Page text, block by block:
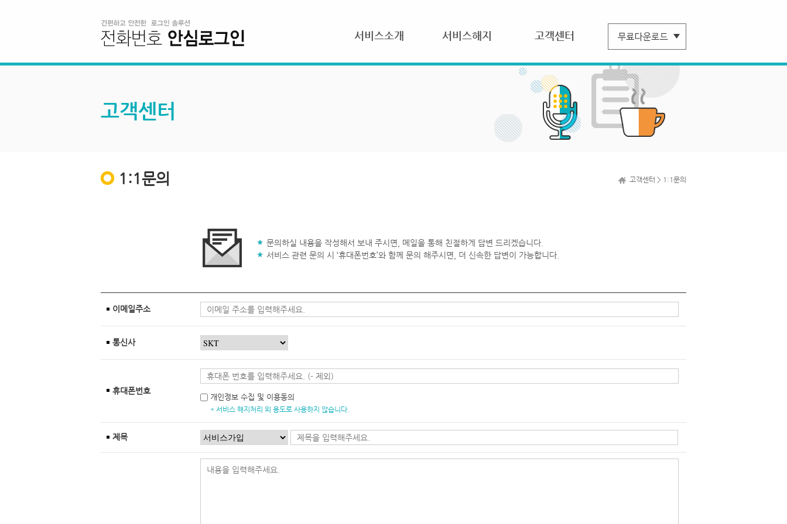
서비스소개 서비스해지 고객센터
고객센터
1:1문의 고객센터 > 1:1문의
문의하실 내용을 작성해서 보내 주시면, 메일을 통해 친절하게 답변 드리겠습니다.
서비스 관련 문의 시 ‘휴대폰번호’와 함께 문의 해주시면, 더 신속한 답변이 가능합니다.
이메일주소
통신사
휴대폰번호
개인정보 수집 및 이용동의
* 서비스 해지처리 외 용도로 사용하지 않습니다.
제목